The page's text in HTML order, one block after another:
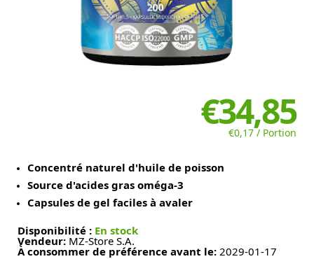
€34,85
€0,17 / Portion
Concentré naturel d'huile de poisson
Source d'acides gras oméga-3
Capsules de gel faciles à avaler
Disponibilité : En stock
Vendeur: MZ-Store S.A.
À consommer de préférence avant le: 2029-01-17